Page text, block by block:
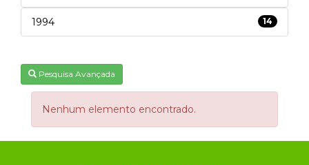
1994 14
Pesquisa Avançada
Nenhum elemento encontrado.